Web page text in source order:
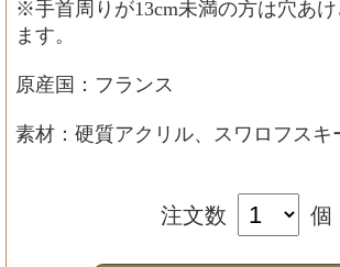
※手首周りが13cm未満の方は穴あけ
ます。
原産国：フランス
素材：硬質アクリル、スワロフスキ
注文数 個